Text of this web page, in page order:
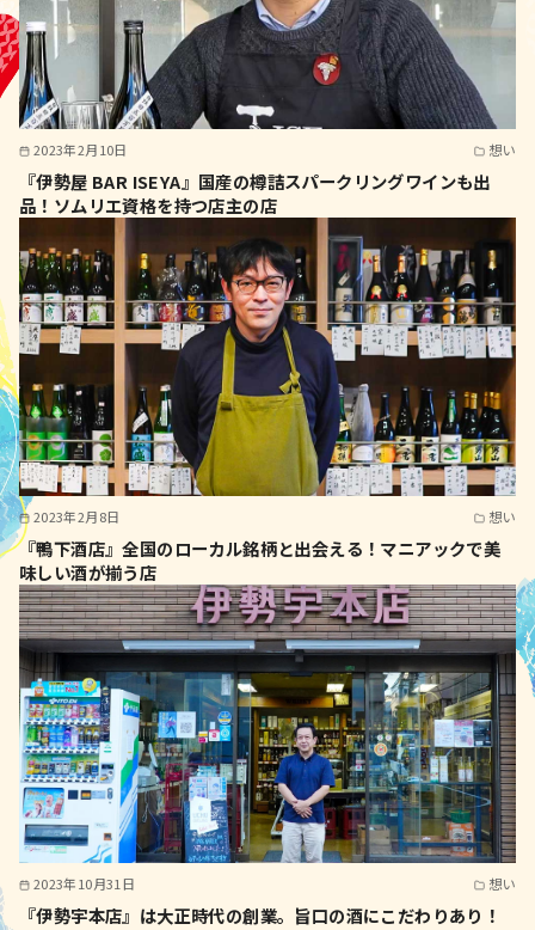
2023年2月10日 想い
『伊勢屋 BAR ISEYA』国産の樽詰スパークリングワインも出
品！ソムリエ資格を持つ店主の店
2023年2月8日 想い
『鴨下酒店』全国のローカル銘柄と出会える！マニアックで美
味しい酒が揃う店
2023年10月31日 想い
『伊勢宇本店』は大正時代の創業。旨口の酒にこだわりあり！